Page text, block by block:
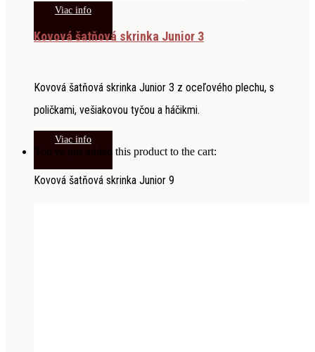
Viac info
Kovová šatňová skrinka Junior 3
Kovová šatňová skrinka Junior 3 z oceľového plechu, s
poličkami, vešiakovou tyčou a háčikmi.
Viac info
You've just added this product to the cart:
Kovová šatňová skrinka Junior 9